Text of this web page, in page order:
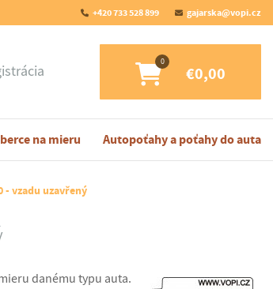
+420 733 528 899 gajarska@vopi.cz
€0,00
na mieru Autopoťahy a poťahy do auta
- vzadu uzavřený
danému typu auta.